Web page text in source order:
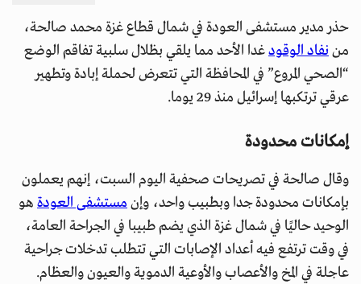
حذر مدير مستشفى العودة في شمال قطاع غزة محمد صالحة،
مننفاد الوقودغدا الأحد مما يلقي بظلال سلبية تفاقم الوضع
“الصحي المروع” في المحافظة التي تتعرض لحملة إبادة وتطهير
عرقي ترتكبها إسرائيل منذ 29 يوما.
إمكانات محدودة
وقال صالحة في تصريحات صحفية اليوم السبت، إنهم يعملون
بإمكانات محدودة جدا وبطبيب واحد، وإنمستشفى العودة هو
الوحيد حاليًا في شمال غزة الذي يضم طبيبا في الجراحة العامة،
في وقت ترتفع فيه أعداد الإصابات التي تتطلب تدخلات جراحية
عاجلة في المخ والأعصاب والأوعية الدموية والعيون والعظام.